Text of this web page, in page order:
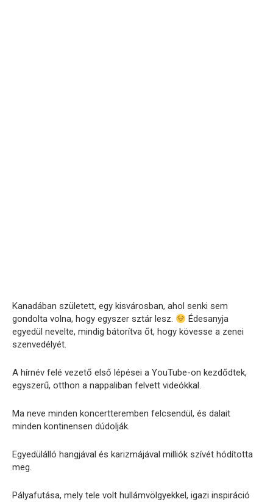
Kanadában született, egy kisvárosban, ahol senki sem
gondolta volna, hogy egyszer sztár lesz.
Édesanyja
egyedül nevelte, mindig bátorítva őt, hogy kövesse a zenei
szenvedélyét.
A hírnév felé vezető első lépései a YouTube-on kezdődtek,
egyszerű, otthon a nappaliban felvett videókkal.
Ma neve minden koncertteremben felcsendül, és dalait
minden kontinensen dúdolják.
Egyedülálló hangjával és karizmájával milliók szívét hódította
meg.
Pályafutása, mely tele volt hullámvölgyekkel, igazi inspiráció